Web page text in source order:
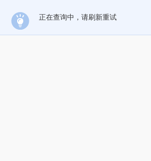
正在查询中，请刷新重试